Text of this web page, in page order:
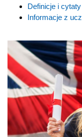
Definicje i
Informacje z